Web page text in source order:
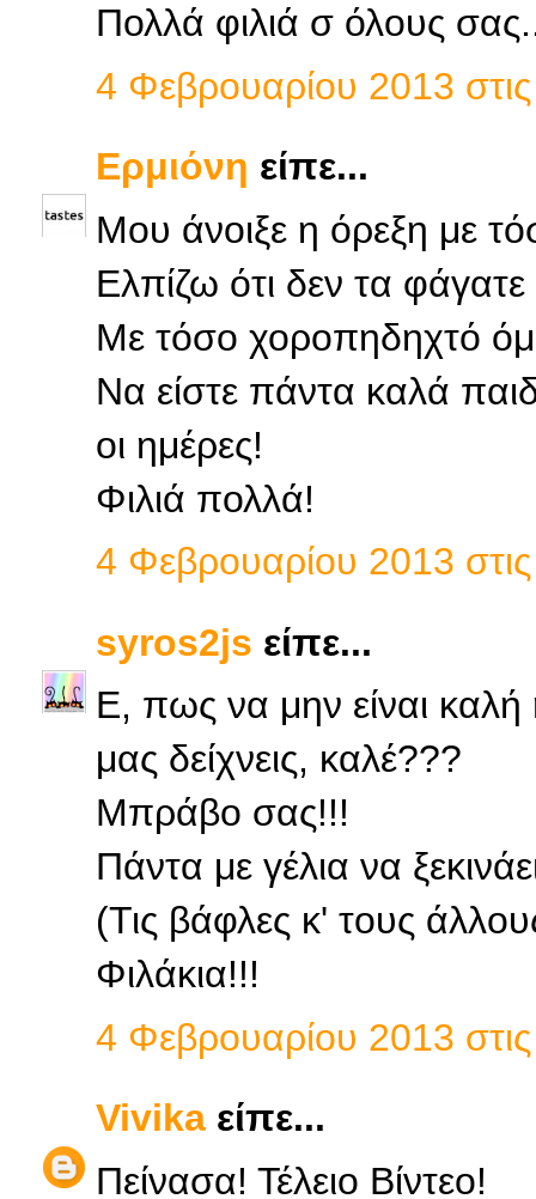
Πολλά φιλιά σ όλους
4 Φεβρουαρίου 2013
Ερμιόνη είπε...
Μου άνοιξε η όρεξη με
Ελπίζω ότι δεν τα
Με τόσο χοροπηδηχτό
Να είστε πάντα καλά
οι ημέρες!
Φιλιά πολλά!
4 Φεβρουαρίου 2013
syros2js είπε...
Ε, πως να μην είναι καλή
μας δείχνεις, καλέ???
Μπράβο σας!!!
Πάντα με γέλια να
(Τις βάφλες κ' τους
Φιλάκια!!!
4 Φεβρουαρίου 2013
Vivika είπε...
Πείνασα! Τέλειο Βίντεο!